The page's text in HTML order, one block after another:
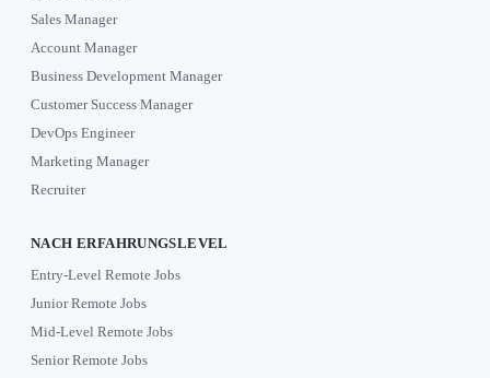
Sales Manager
Account Manager
Business Development Manager
Customer Success Manager
DevOps Engineer
Marketing Manager
Recruiter
NACH ERFAHRUNGSLEVEL
Entry-Level Remote Jobs
Junior Remote Jobs
Mid-Level Remote Jobs
Senior Remote Jobs